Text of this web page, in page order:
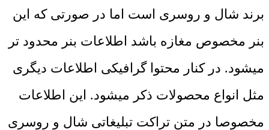
برند شال و روسری است اما در صورتی که این
بنر مخصوص مغازه باشد اطلاعات بنر محدود تر
میشود. در کنار محتوا گرافیکی اطلاعات دیگری
مثل انواع محصولات ذکر میشود. این اطلاعات
مخصوصا در متن تراکت تبلیغاتی شال و روسری